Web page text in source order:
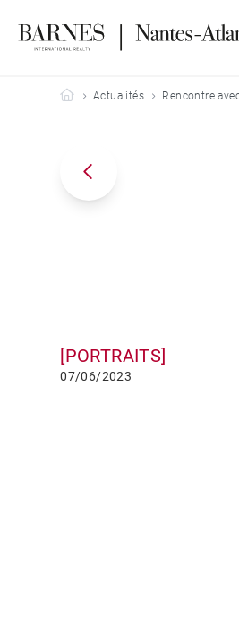
Barnes Nantes-Atlantique
Actualités Rencontre
[PORTRAITS]
07/06/2023